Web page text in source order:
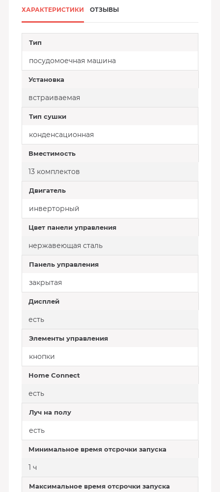
ХАРАКТЕРИСТИКИ ОТЗЫВЫ
Тип
посудомоечная машина
Установка
встраиваемая
Тип сушки
конденсационная
Вместимость
13 комплектов
Двигатель
инверторный
Цвет панели управления
нержавеющая сталь
Панель управления
закрытая
Дисплей
есть
Элементы управления
кнопки
Home Connect
есть
Луч на полу
есть
Минимальное время отсрочки запуска
1 ч
Максимальное время отсрочки запуска